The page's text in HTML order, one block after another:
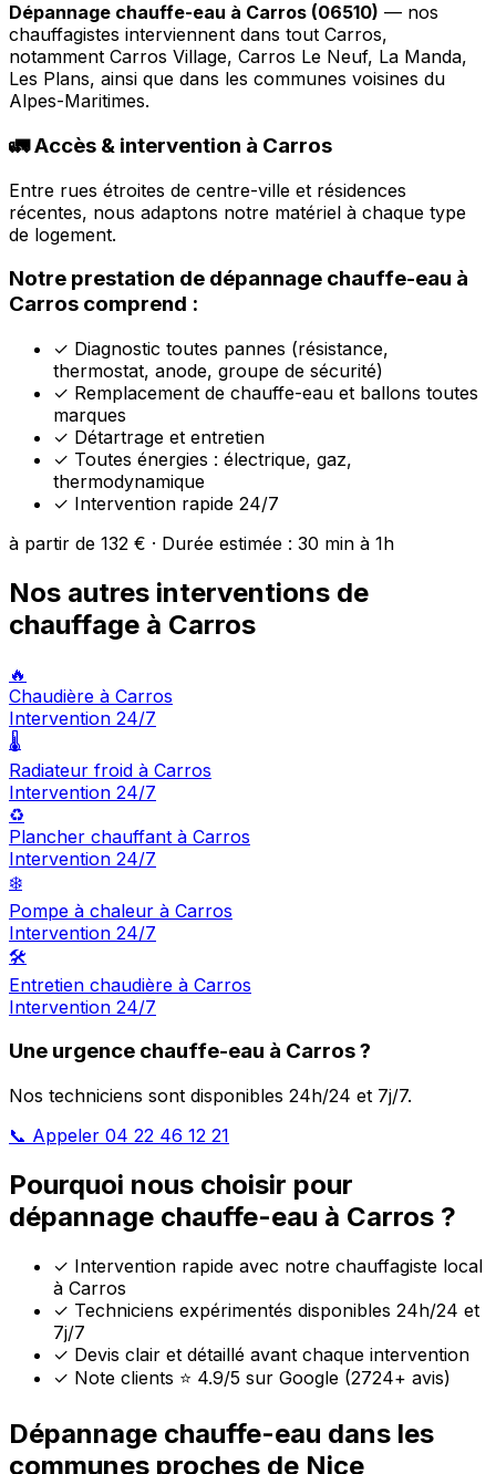
Dépannage chauffe-eau à Carros (06510) — nos
chauffagistes interviennent dans tout Carros,
notamment Carros Village, Carros Le Neuf, La Manda,
Les Plans, ainsi que dans les communes voisines du
Alpes-Maritimes.
🚛 Accès & intervention à Carros
Entre rues étroites de centre-ville et résidences
récentes, nous adaptons notre matériel à chaque type
de logement.
Notre prestation de dépannage chauffe-eau à
Carros comprend :
✓ Diagnostic toutes pannes (résistance,
thermostat, anode, groupe de sécurité)
✓ Remplacement de chauffe-eau et ballons toutes
marques
✓ Détartrage et entretien
✓ Toutes énergies : électrique, gaz,
thermodynamique
✓ Intervention rapide 24/7
à partir de 132 € · Durée estimée : 30 min à 1h
Nos autres interventions de
chauffage à Carros
🔥
Chaudière à Carros
Intervention 24/7
🌡️
Radiateur froid à Carros
Intervention 24/7
♻️
Plancher chauffant à Carros
Intervention 24/7
❄️
Pompe à chaleur à Carros
Intervention 24/7
🛠️
Entretien chaudière à Carros
Intervention 24/7
Une urgence chauffe-eau à Carros ?
Nos techniciens sont disponibles 24h/24 et 7j/7.
📞 Appeler 04 22 46 12 21
Pourquoi nous choisir pour
dépannage chauffe-eau à Carros ?
✓ Intervention rapide avec notre chauffagiste local
à Carros
✓ Techniciens expérimentés disponibles 24h/24 et
7j/7
✓ Devis clair et détaillé avant chaque intervention
✓ Note clients ⭐ 4.9/5 sur Google (2724+ avis)
Dépannage chauffe-eau dans les
communes proches de Nice